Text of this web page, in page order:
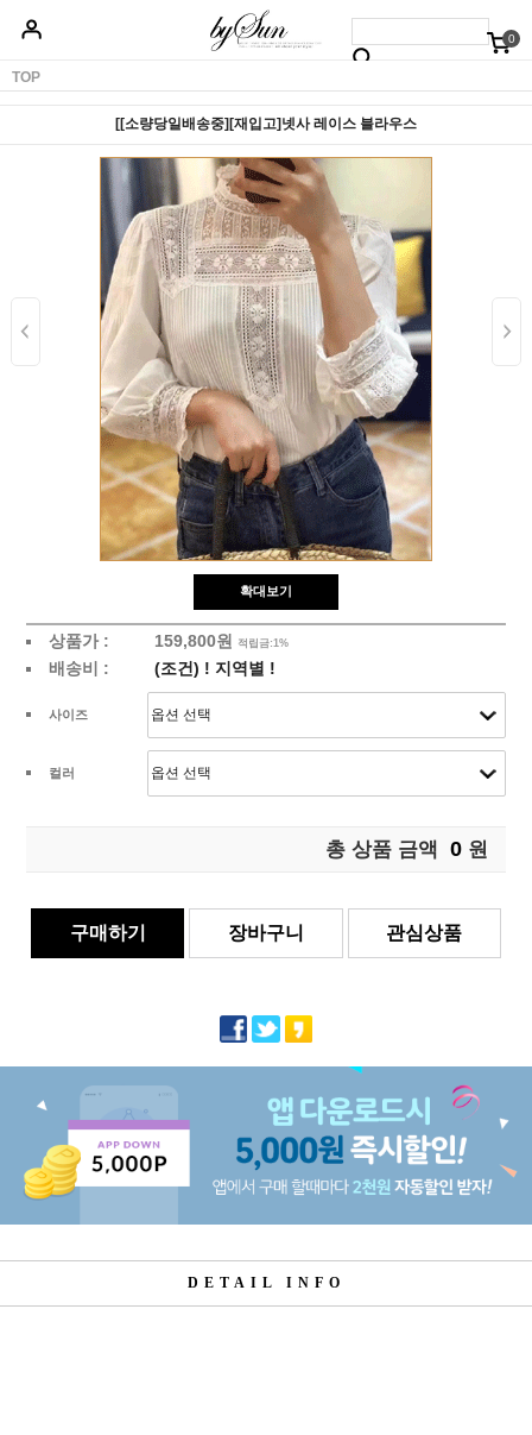
0
베스트50
TOP
[[소량당일배송중][재입고]넷사 레이스 블라우스
확대보기
상품가 : 159,800원 적립금:1%
배송비 : (조건) ! 지역별 !
사이즈
컬러
총 상품 금액 0 원
구매하기 장바구니 관심상품
DETAIL INFO